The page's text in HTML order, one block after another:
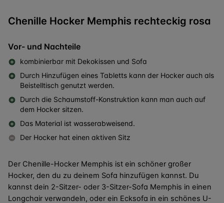
Chenille Hocker Memphis rechteckig rosa
Vor- und Nachteile
kombinierbar mit Dekokissen und Sofa
Durch Hinzufügen eines Tabletts kann der Hocker auch als
Beistelltisch genutzt werden.
Durch die Schaumstoff-Konstruktion kann man auch auf
dem Hocker sitzen.
Das Material ist wasserabweisend.
Der Hocker hat einen aktiven Sitz
Der Chenille-Hocker Memphis ist ein schöner großer
Hocker, den du zu deinem Sofa hinzufügen kannst. Du
kannst dein 2-Sitzer- oder 3-Sitzer-Sofa Memphis in einen
Longchair verwandeln, oder ein Ecksofa in ein schönes U-